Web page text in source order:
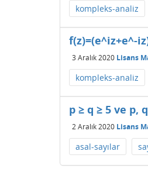
kompleks-analiz
f(z)=(e^iz+e^-
3 Aralık 2020 Lisans
kompleks-analiz
p ≥ q ≥ 5 ve p,
2 Aralık 2020 Lisans
asal-sayılar